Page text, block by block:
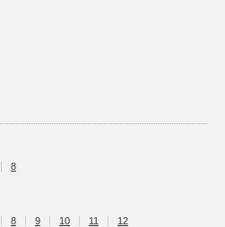
8
8 9 10 11 12